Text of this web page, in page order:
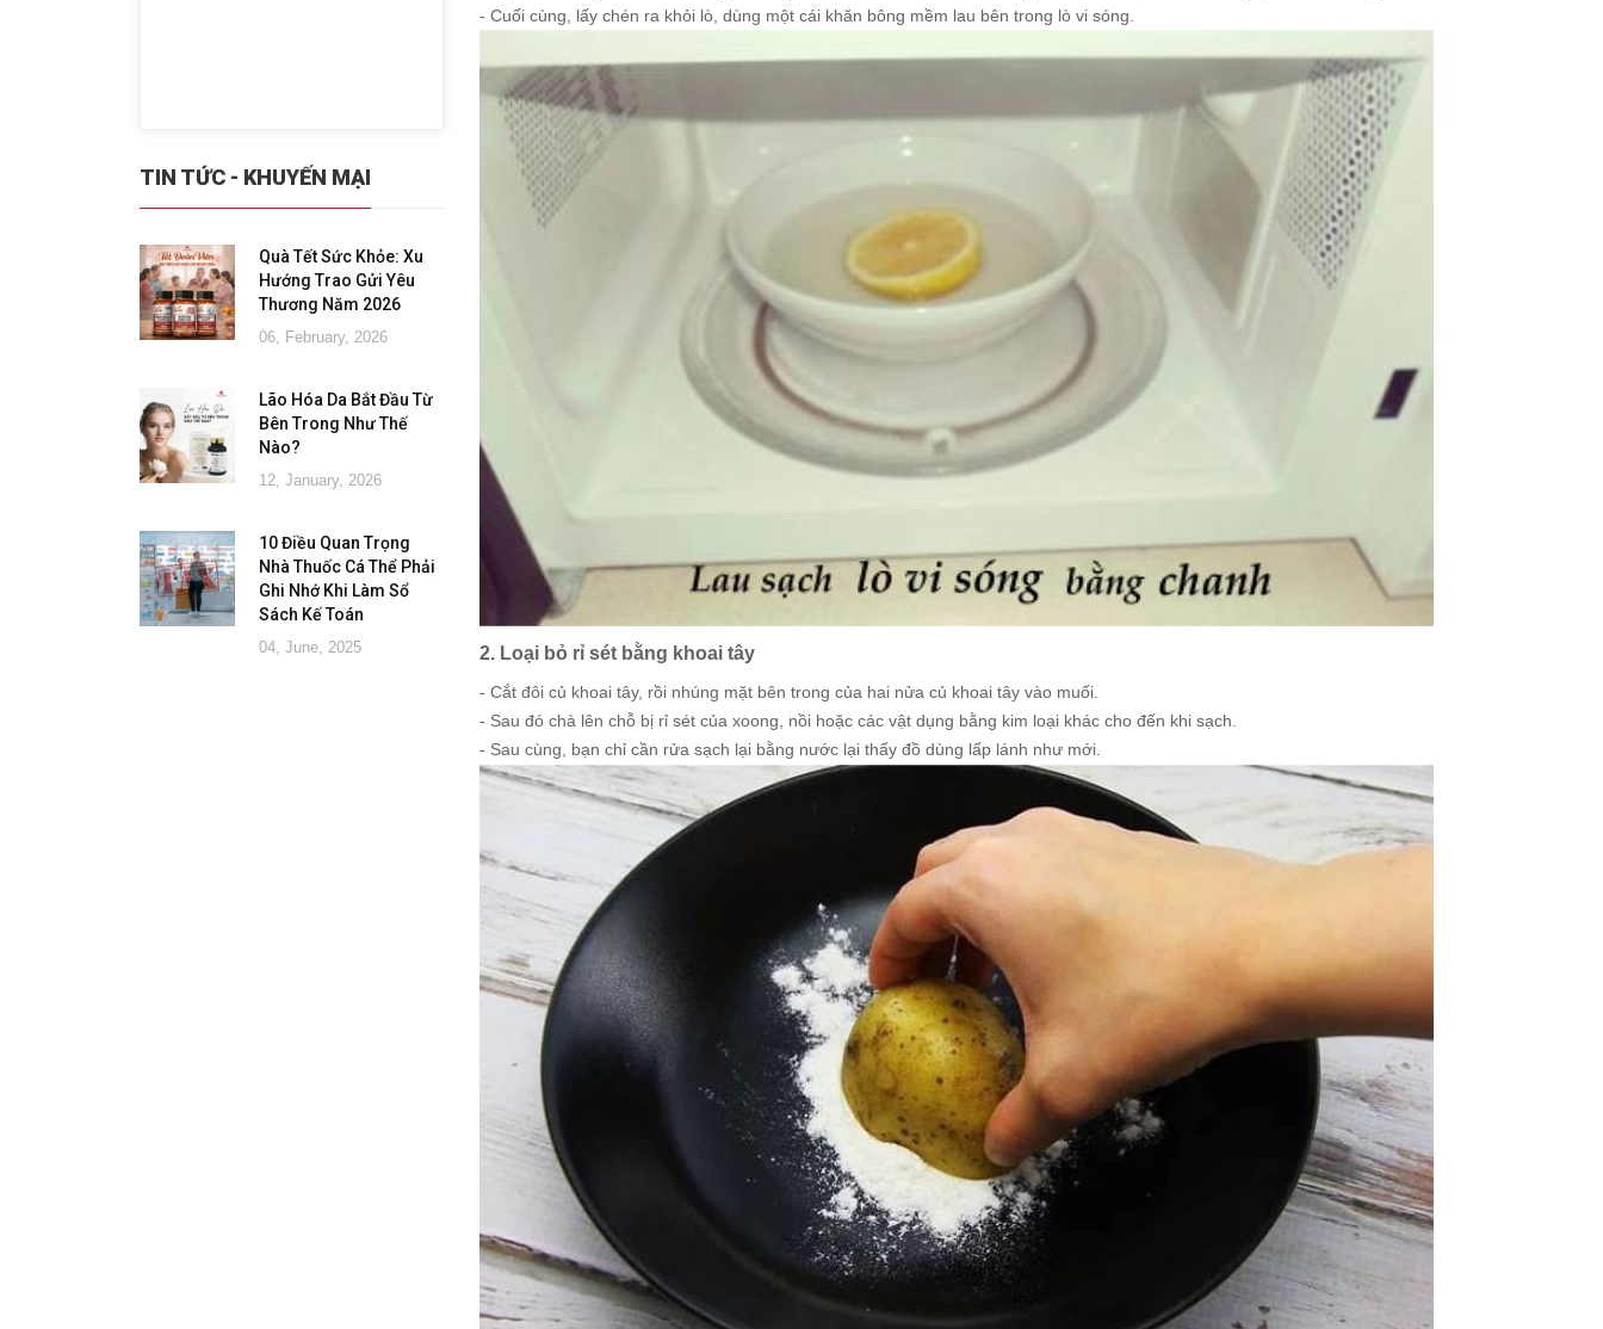
- Cuối cùng, lấy chén ra khỏi lò, dùng một cái khăn bông mềm lau bên trong lò vi sóng.
2. Loại bỏ rỉ sét bằng khoai tây
- Cắt đôi củ khoai tây, rồi nhúng mặt bên trong của hai nửa củ khoai tây vào muối.
- Sau đó chà lên chỗ bị rỉ sét của xoong, nồi hoặc các vật dụng bằng kim loại khác cho đến khi sạch.
- Sau cùng, bạn chỉ cần rửa sạch lại bằng nước lại thấy đồ dùng lấp lánh như mới.
TIN TỨC - KHUYẾN MẠI
Quà Tết Sức Khỏe: Xu
Hướng Trao Gửi Yêu
Thương Năm 2026
06, February, 2026
Lão Hóa Da Bắt Đầu Từ
Bên Trong Như Thế
Nào?
12, January, 2026
10 Điều Quan Trọng
Nhà Thuốc Cá Thể Phải
Ghi Nhớ Khi Làm Sổ
Sách Kế Toán
04, June, 2025